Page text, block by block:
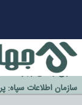
گزینه جدایی اوسمار
آیا رئیس جمهور آمریکا
اخراج رسمی چهره
سازمان اطلاعات
خورد